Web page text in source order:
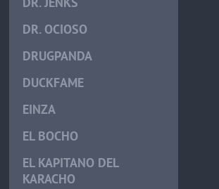
DR. OCIOSO
DRUGPANDA
DUCKFAME
EINZA
EL BOCHO
EL KAPITANO DEL
KARACHO